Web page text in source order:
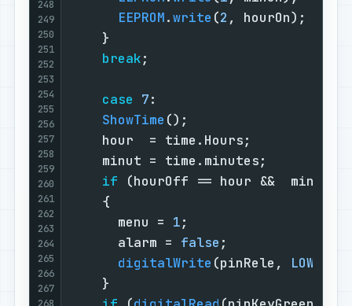
248
249
250
251
252
253
254
255
256
257
258
259
260
261
262
263
264
265
266
267
268
EEPROM.write (2 ,
break
case 7
ShowTime
hour  =
minut =
if (hourOff == hour
      menu =
1
      alarm =
false
digitalWrite (pinRele, LOW